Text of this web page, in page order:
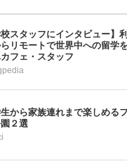
校スタッフにインタビュー】
リモートで世界中への留学
フェ・スタッフ
から家族連れまで楽しめる
２選